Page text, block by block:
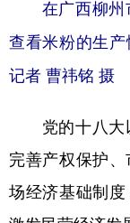
在广西柳
查看米粉的生产
记者 曹祎铭 摄
党的十八大以
完善产权保护
场经济基础制